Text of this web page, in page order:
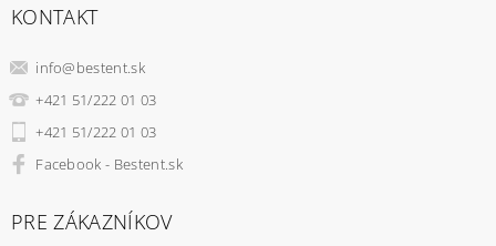
KONTAKT
info@bestent.sk
+421 51/222 01 03
+421 51/222 01 03
Facebook - Bestent.sk
PRE ZÁKAZNÍKOV